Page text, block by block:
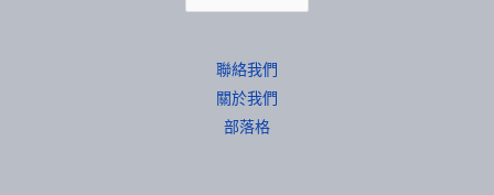
a
聯絡我們
關於我們
部落格